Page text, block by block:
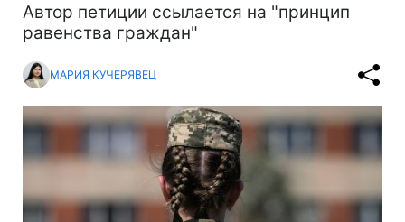
Автор петиции ссылается на "принцип
равенства граждан"
МАРИЯ КУЧЕРЯВЕЦ